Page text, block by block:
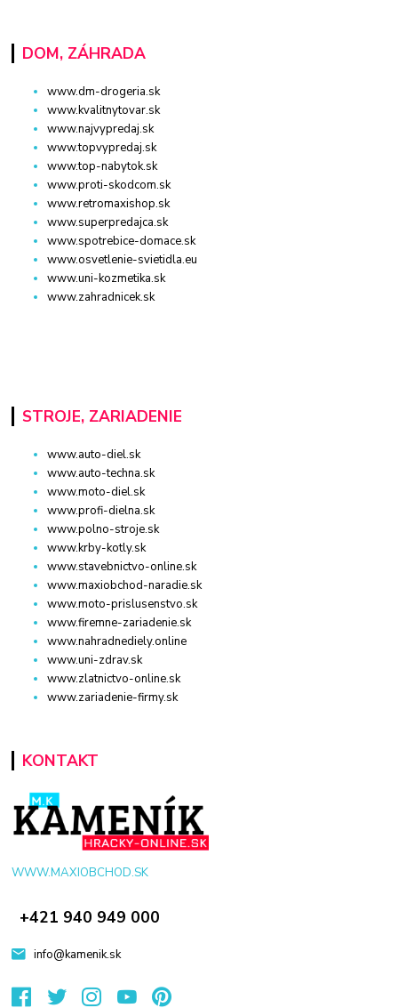
DOM, ZÁHRADA
www.dm-drogeria.sk
www.kvalitnytovar.sk
www.najvypredaj.sk
www.topvypredaj.sk
www.top-nabytok.sk
www.proti-skodcom.sk
www.retromaxishop.sk
www.superpredajca.sk
www.spotrebice-domace.sk
www.osvetlenie-svietidla.eu
www.uni-kozmetika.sk
www.zahradnicek.sk
STROJE, ZARIADENIE
www.auto-diel.sk
www.auto-techna.sk
www.moto-diel.sk
www.profi-dielna.sk
www.polno-stroje.sk
www.krby-kotly.sk
www.stavebnictvo-online.sk
www.maxiobchod-naradie.sk
www.moto-prislusenstvo.sk
www.firemne-zariadenie.sk
www.nahradnediely.online
www.uni-zdrav.sk
www.zlatnictvo-online.sk
www.zariadenie-firmy.sk
KONTAKT
WWW.MAXIOBCHOD.SK
+421 940 949 000
info@kamenik.sk